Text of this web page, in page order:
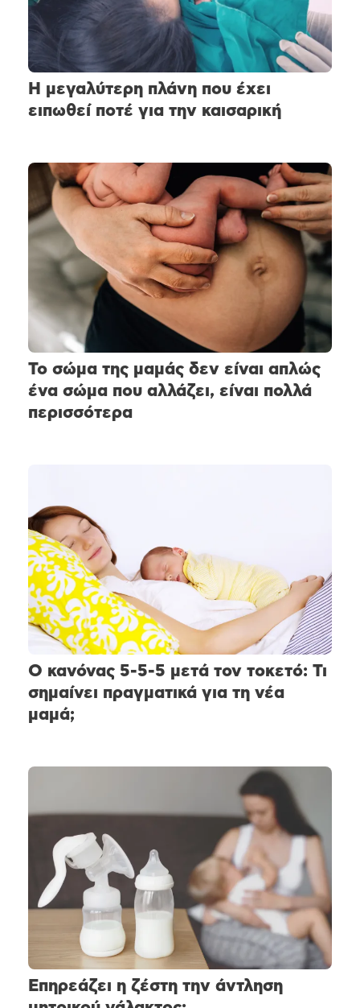
Η μεγαλύτερη πλάνη που έχει
ειπωθεί ποτέ για την καισαρική
Το σώμα της μαμάς δεν είναι απλώς
ένα σώμα που αλλάζει, είναι πολλά
περισσότερα
Ο κανόνας 5-5-5 μετά τον τοκετό: Τι
σημαίνει πραγματικά για τη νέα
μαμά;
Επηρεάζει η ζέστη την άντληση